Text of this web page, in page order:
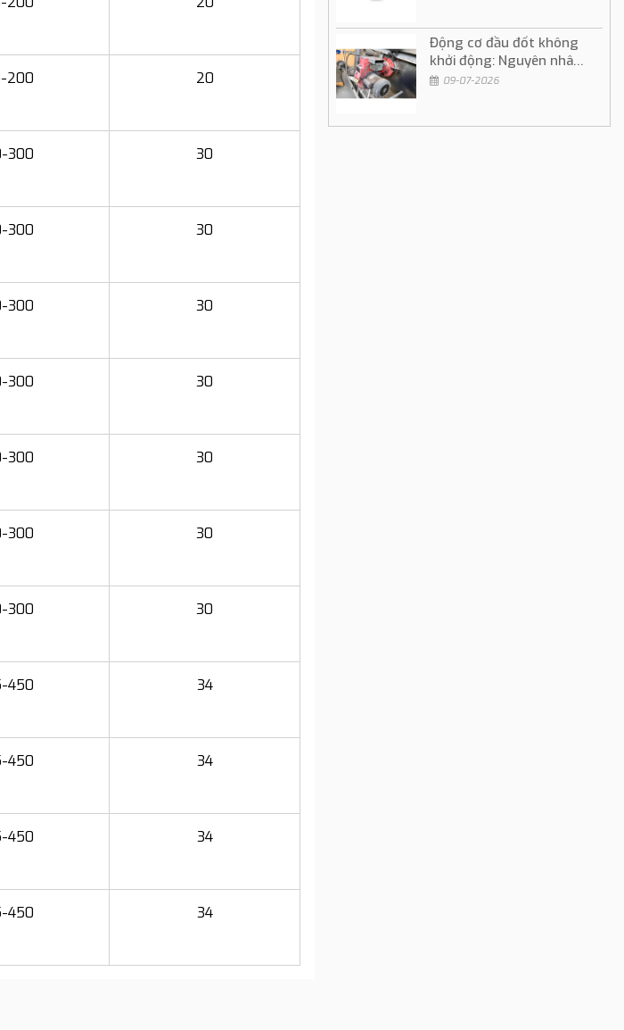
200 20
300 30
300 30
300 30
300 30
300 30
300 30
300 30
450 34
450 34
450 34
450 34
Động cơ đầu đốt không
khởi động: Nguyên nhân
và cách khắc phục
09-07-2026